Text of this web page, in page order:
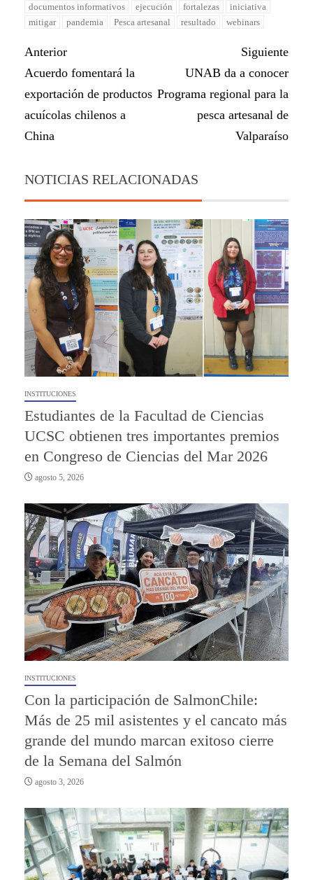
documentos informativos
ejecución fortalezas
iniciativa
mitigar
pandemia Pesca artesanal resultado webinars
Anterior
Acuerdo fomentará la
exportación de productos
acuícolas chilenos a
China
Siguiente
UNAB da a conocer
Programa regional para la
pesca artesanal de
Valparaíso
NOTICIAS RELACIONADAS
INSTITUCIONES
Estudiantes de la Facultad de Ciencias
UCSC obtienen tres importantes premios
en Congreso de Ciencias del Mar 2026
agosto 5, 2026
INSTITUCIONES
Con la participación de SalmonChile:
Más de 25 mil asistentes y el cancato más
grande del mundo marcan exitoso cierre
de la Semana del Salmón
agosto 3, 2026